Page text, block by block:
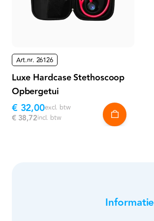
Art.nr. 26126
Luxe Hardcase Stethoscoop
Opbergetui
€ 32,00excl. btw
€ 38,72incl. btw
Informatie